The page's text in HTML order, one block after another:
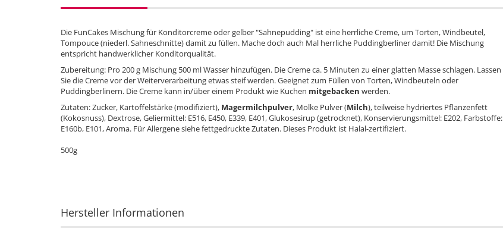
Die FunCakes Mischung für Konditorcreme oder gelber "Sahnepudding" ist eine herrliche Creme, um Torten, Windbeutel,
Tompouce (niederl. Sahneschnitte) damit zu füllen. Mache doch auch Mal herrliche Puddingberliner damit! Die Mischung
entspricht handwerklicher Konditorqualität.
Zubereitung: Pro 200 g Mischung 500 ml Wasser hinzufügen. Die Creme ca. 5 Minuten zu einer glatten Masse schlagen. Lassen
Sie die Creme vor der Weiterverarbeitung etwas steif werden. Geeignet zum Füllen von Torten, Windbeuteln oder
Puddingberlinern. Die Creme kann in/über einem Produkt wie Kuchen mitgebacken werden.
Zutaten: Zucker, Kartoffelstärke (modifiziert), Magermilchpulver, Molke Pulver (Milch), teilweise hydriertes Pflanzenfett
(Kokosnuss), Dextrose, Geliermittel: E516, E450, E339, E401, Glukosesirup (getrocknet), Konservierungsmittel: E202, Farbstoffe:
E160b, E101, Aroma. Für Allergene siehe fettgedruckte Zutaten. Dieses Produkt ist Halal-zertifiziert.
500g
Hersteller Informationen